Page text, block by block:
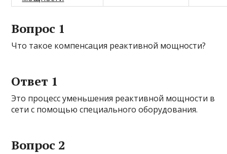
Вопрос 1
Что такое компенсация реактивной мощности?
Ответ 1
Это процесс уменьшения реактивной мощности в
сети с помощью специального оборудования.
Вопрос 2